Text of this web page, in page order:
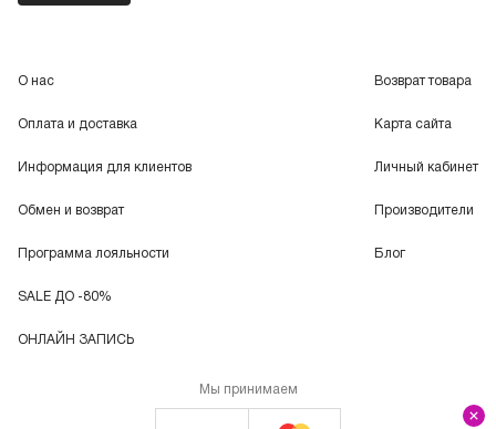
О нас
Оплата и доставка
Информация для клиентов
Обмен и возврат
Программа лояльности
SALE ДО -80%
ОНЛАЙН ЗАПИСЬ
Возврат товара
Карта сайта
Личный кабинет
Производители
Блог
Мы принимаем